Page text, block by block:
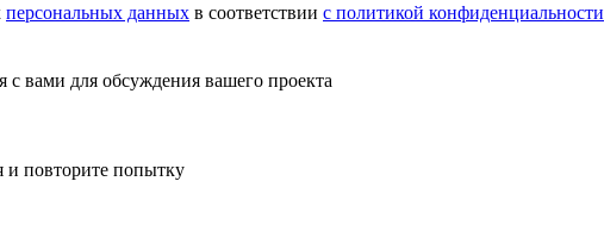
персональных данных в соответствии с политикой конфиденциальности
вами для обсуждения вашего проекта
и повторите попытку